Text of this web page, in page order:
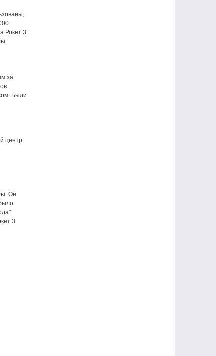
Рокет 3
за
Были
центр
Он
3